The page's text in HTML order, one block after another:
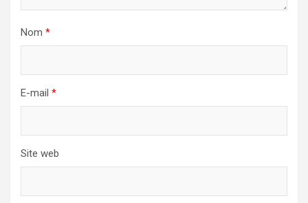
Nom *
E-mail *
Site web